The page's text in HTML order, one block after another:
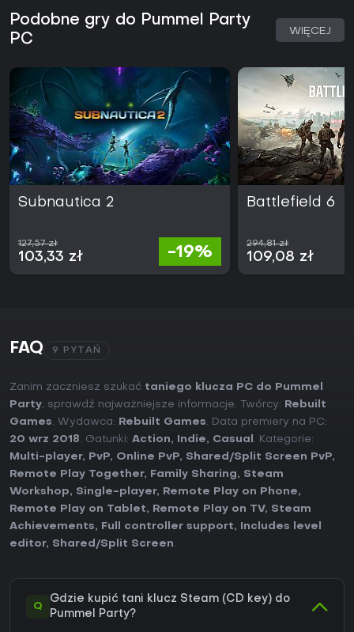
Podobne gry do Pummel Party
PC
WIĘCEJ
Subnautica 2
127,57 zł
103,33 zł -19%
Battlefield 6
294,81 zł
109,08 zł
FAQ 9 PYTAŃ
Zanim zaczniesz szukać taniego klucza PC do Pummel
Party, sprawdź najważniejsze informacje. Twórcy:
Rebuilt
Games. Wydawca: Rebuilt Games. Data premiery na PC:
20 wrz 2018. Gatunki: Action, Indie, Casual . Kategorie:
Multi-player, PvP, Online PvP, Shared/Split Screen PvP,
Remote Play Together, Family Sharing, Steam
Workshop, Single-player, Remote Play on Phone,
Remote Play on Tablet, Remote Play on TV, Steam
Achievements, Full controller support,
Includes level
editor, Shared/Split Screen.
Q
Gdzie kupić tani klucz Steam (CD key) do
Pummel Party?